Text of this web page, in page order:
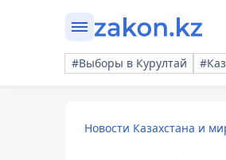
#Выборы в Курултай
Новости Казахстана и